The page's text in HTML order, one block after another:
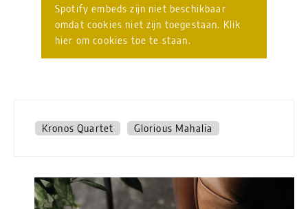
Spotify embeds zijn niet beschikbaar
omdat cookies niet zijn toegestaan. Klik
hier om cookies toe te staan.
Kronos Quartet Glorious Mahalia